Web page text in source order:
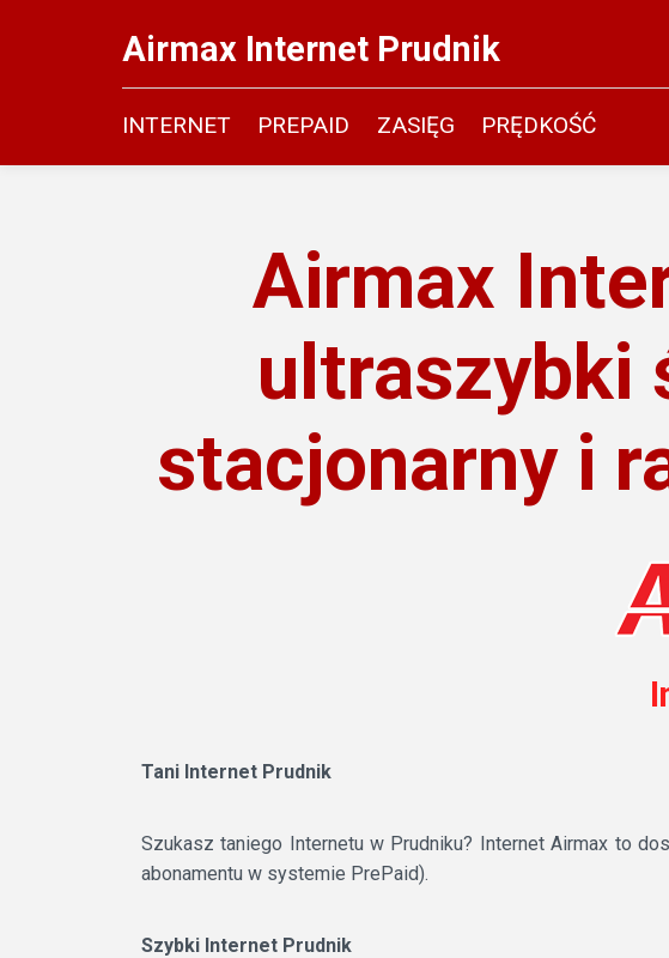
Airmax Internet Prudnik
INTERNET PREPAID ZASIĘG PRĘDKOŚĆ
Airmax
ultraszybki
stacjonarny i
Tani Internet Prudnik
Szukasz taniego Internetu w Prudniku? Internet Airmax to
abonamentu w systemie PrePaid).
Szybki Internet Prudnik